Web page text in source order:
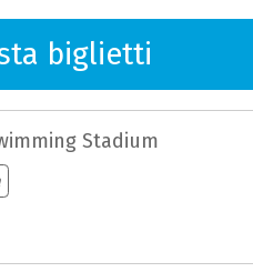
biglietti
Stadium